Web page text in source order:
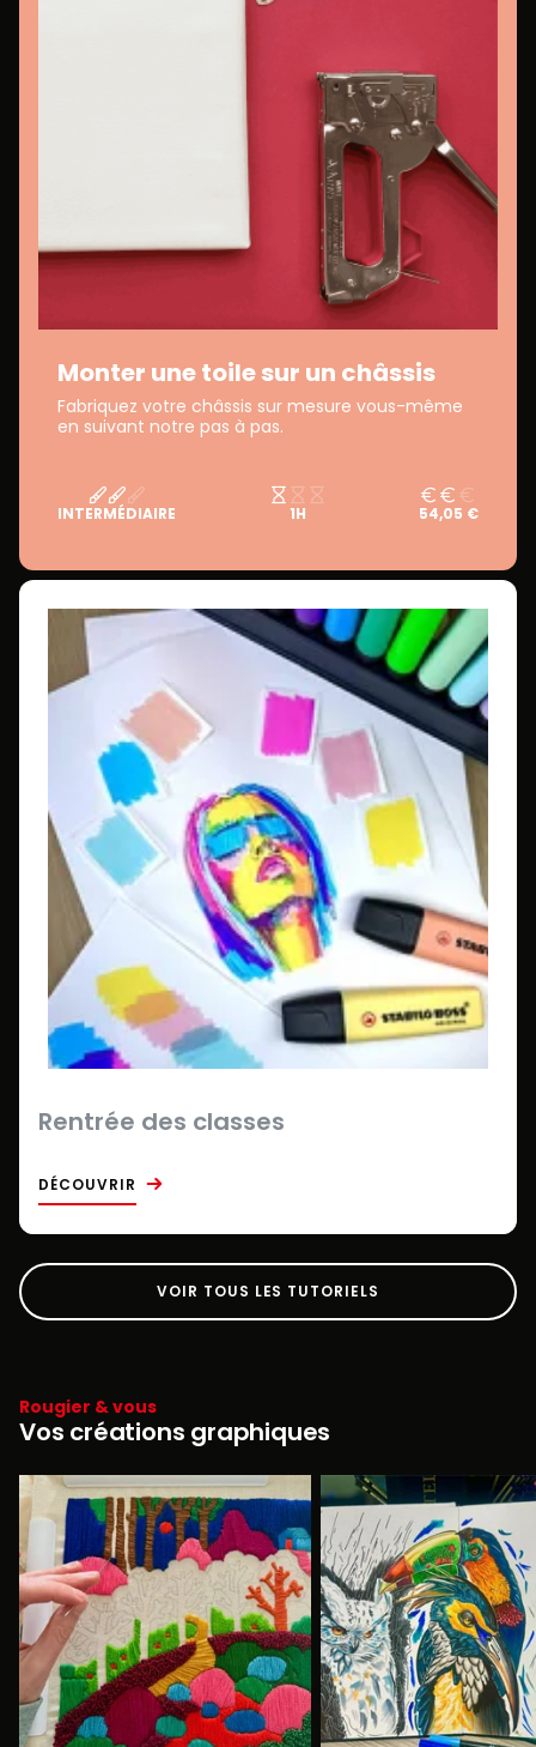
Monter une toile sur un châssis
Fabriquez votre châssis sur mesure vous-même
en suivant notre pas à pas.
INTERMÉDIAIRE 1H 54,05 €
Rentrée des classes
DÉCOUVRIR
VOIR TOUS LES TUTORIELS
Rougier & vous
Vos créations graphiques